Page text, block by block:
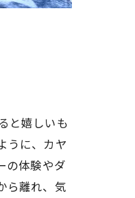
と嬉しいも
うに、カヤ
の体験やダ
ら離れ、気